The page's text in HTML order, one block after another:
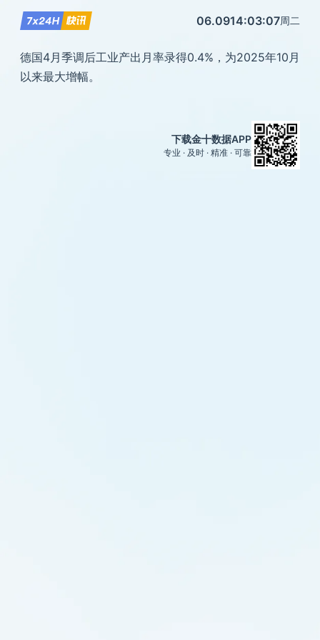
06.0914:03:07周二
德国4月季调后工业产出月率录得0.4%，为2025年10月
以来最大增幅。
下载金十数据APP
专业 · 及时 · 精准 · 可靠